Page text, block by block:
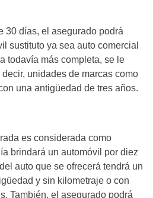
30 días, el asegurado podrá
sustituto ya sea auto comercial
todavía más completa, se le
unidades de marcas como
una antigüedad de tres años.
es considerada como
brindará un automóvil por diez
auto que se ofrecerá tendrá un
y sin kilometraje o con
También, el asegurado podrá